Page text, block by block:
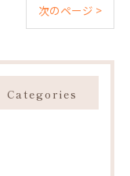
次のページ >
Categories